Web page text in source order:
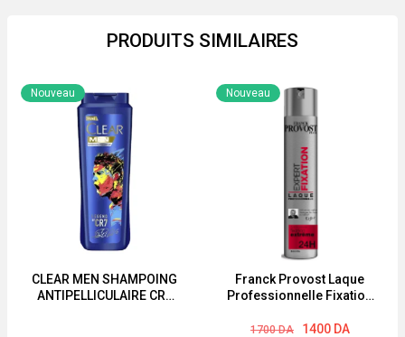
PRODUITS SIMILAIRES
CLEAR MEN SHAMPOING
ANTIPELLICULAIRE CR7
Nouveau
Franck Provost Laque
Professionnelle Fixation
300ml
Nouveau
1700DA
Le
1400 DA
Le